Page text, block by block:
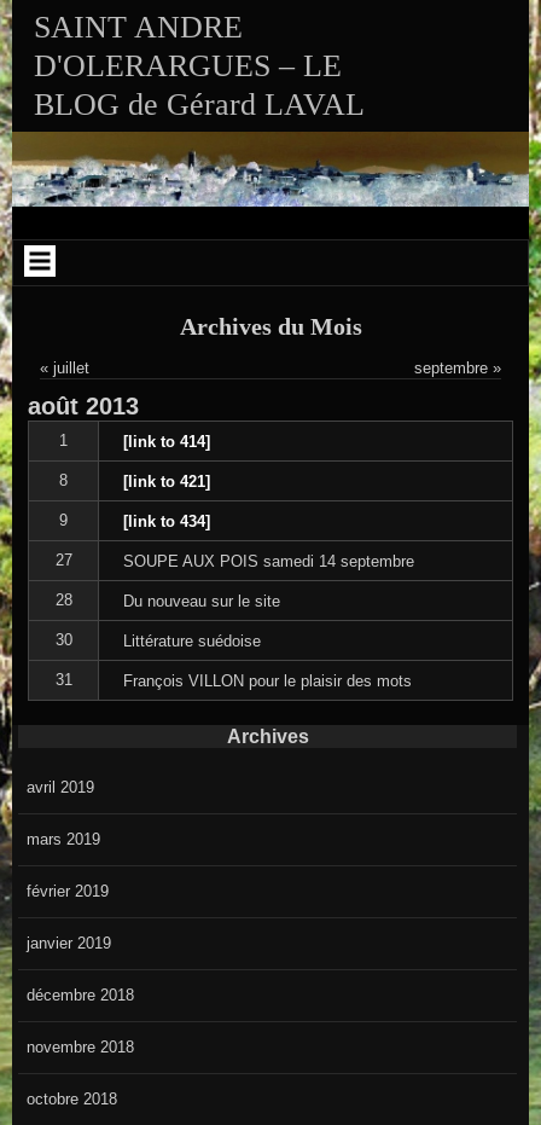
Skip to VISITS_COUNTER_WIDGET
SAINT ANDRE
D'OLERARGUES – LE
BLOG de Gérard LAVAL
Archives du Mois
« juillet septembre »
août 2013
1 [link to 414]
8 [link to 421]
9 [link to 434]
27 SOUPE AUX POIS samedi 14 septembre
28 Du nouveau sur le site
30 Littérature suédoise
31 François VILLON pour le plaisir des mots
Archives
avril 2019
mars 2019
février 2019
janvier 2019
décembre 2018
novembre 2018
octobre 2018